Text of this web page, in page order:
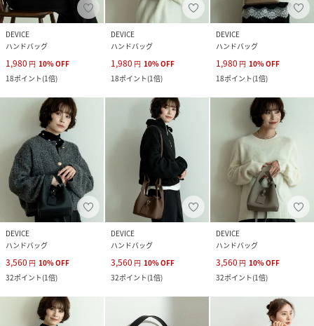
DEVICE
ハンドバッグ
1,980 円 10%OFF
18ポイント(1倍)
DEVICE
ハンドバッグ
1,980 円 10%OFF
18ポイント(1倍)
DEVICE
ハンドバッグ
1,980 円 10%OFF
18ポイント(1倍)
DEVICE
ハンドバッグ
3,560 円 10%OFF
32ポイント(1倍)
DEVICE
ハンドバッグ
3,560 円 10%OFF
32ポイント(1倍)
DEVICE
ハンドバッグ
3,560 円 10%OFF
32ポイント(1倍)